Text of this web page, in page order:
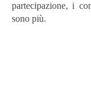
partecipazione, i
sono più.